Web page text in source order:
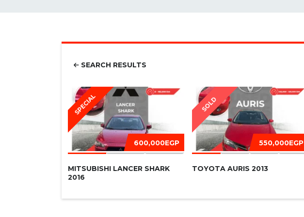
SEARCH RESULTS
SPECIAL
600,000EGP
MITSUBISHI LANCER SHARK
2016
SOLD
550,000EGP
TOYOTA AURIS 2013